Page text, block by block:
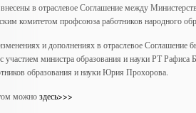
в отраслевое Соглашение между
комитетом профсоюза работников народного
и дополнениях в отраслевое Соглашение
участием министра образования и науки РТ Рафиса
образования и науки Юрия Прохорова.
можноздесь>>>